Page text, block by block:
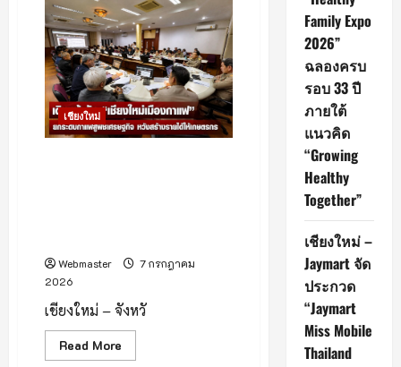
โวย
ศิลปิน
มือบอน
ไร้
สำนึก!
พ่น
สี
ขีด
เขียน
ตู้
ไฟฟ้า
ต่อ
ทัศนียภาพ
เจ้า
หน้าที่
ต้อง
เวลา
เชียงใหม่
Webmaster
7 กรกฎาคม
2026
เชียงใหม่ – จังหวั
Read More
more
Family Expo
2026”
ฉลองครบ
รอบ 33 ปี
ภายใต้
แนวคิด
“Growing
Healthy
Together”
เชียงใหม่ –
Jaymart จัด
ประกวด
“Jaymart
Miss Mobile
Thailand